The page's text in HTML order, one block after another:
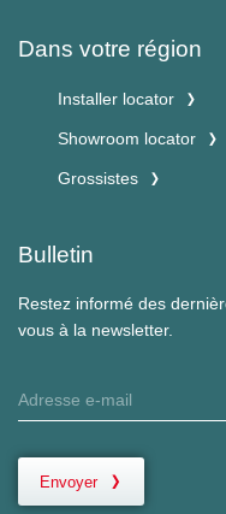
Dans votre région
Installer locator
Showroom locator
Grossistes
Bulletin
Restez informé des
vous à la newsletter.
Envoyer